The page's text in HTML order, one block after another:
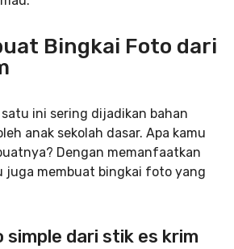
Bingkai Foto dari
ini sering dijadikan bahan
anak sekolah dasar. Apa kamu
Dengan memanfaatkan
juga membuat bingkai foto yang
simple dari stik es krim